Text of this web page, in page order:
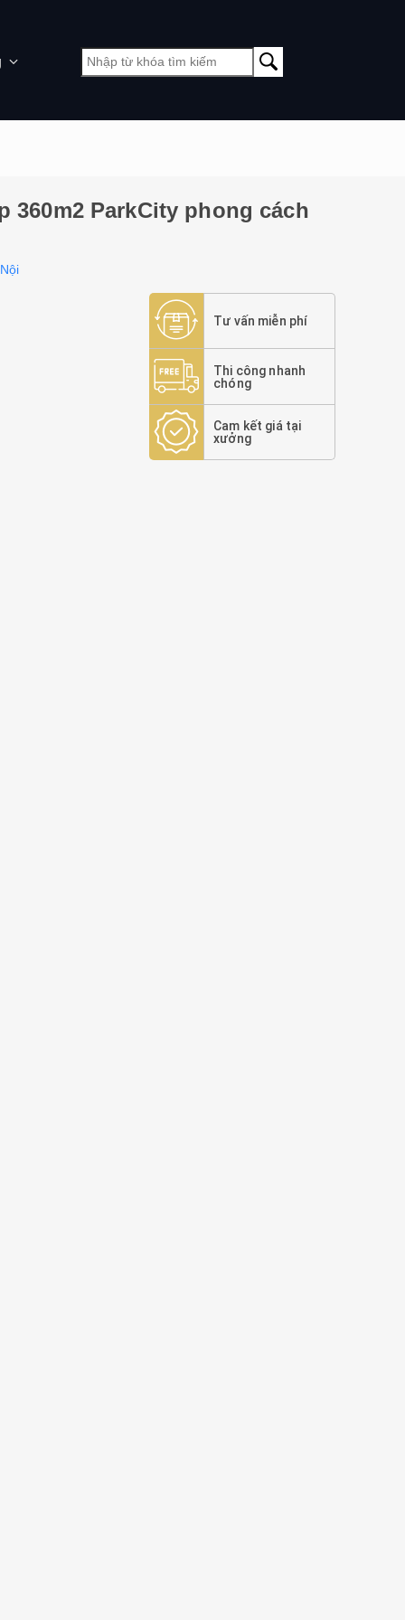
360m2 ParkCity phong cách
Tư vấn miễn phí
Thi công nhanh
chóng
Cam kết giá tại
xưởng